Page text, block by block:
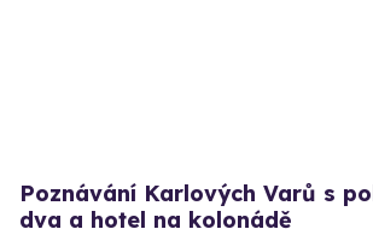
Poznávání Karlových Varů s
dva a hotel na kolonádě